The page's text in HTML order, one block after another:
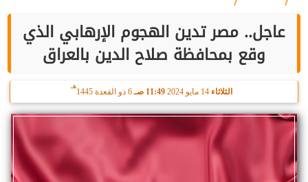
عاجل.. مصر تدين الهجوم الإرهابي الذي
وقع بمحافظة صلاح الدين بالعراق
الثلاثاء 14 مايو 2024 11:49 صـ 6 ذو القعدة 1445
هـ